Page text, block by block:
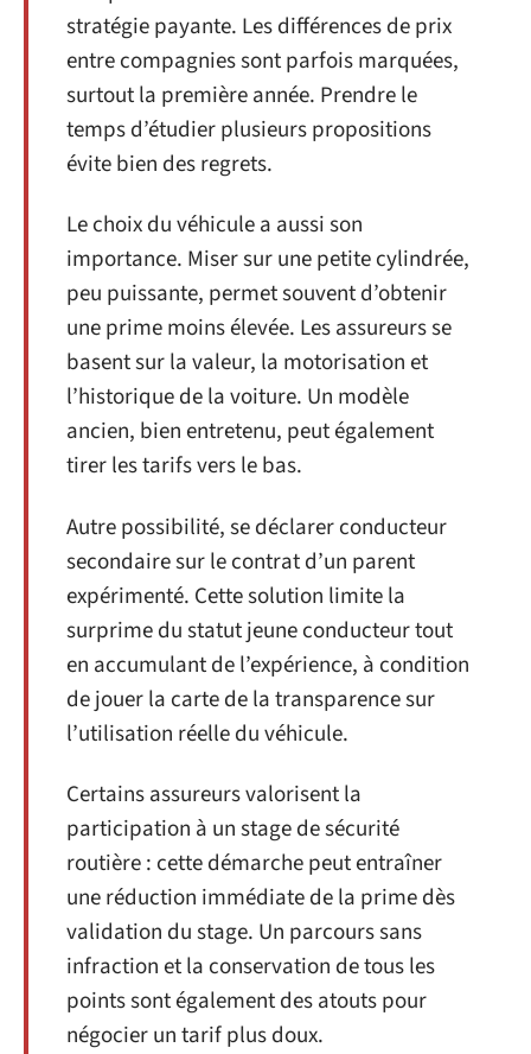
stratégie payante. Les différences de prix
entre compagnies sont parfois marquées,
surtout la première année. Prendre le
temps d’étudier plusieurs propositions
évite bien des regrets.
Le choix du véhicule a aussi son
importance. Miser sur une petite cylindrée,
peu puissante, permet souvent d’obtenir
une prime moins élevée. Les assureurs se
basent sur la valeur, la motorisation et
l’historique de la voiture. Un modèle
ancien, bien entretenu, peut également
tirer les tarifs vers le bas.
Autre possibilité, se déclarer conducteur
secondaire sur le contrat d’un parent
expérimenté. Cette solution limite la
surprime du statut jeune conducteur tout
en accumulant de l’expérience, à condition
de jouer la carte de la transparence sur
l’utilisation réelle du véhicule.
Certains assureurs valorisent la
participation à un stage de sécurité
routière : cette démarche peut entraîner
une réduction immédiate de la prime dès
validation du stage. Un parcours sans
infraction et la conservation de tous les
points sont également des atouts pour
négocier un tarif plus doux.